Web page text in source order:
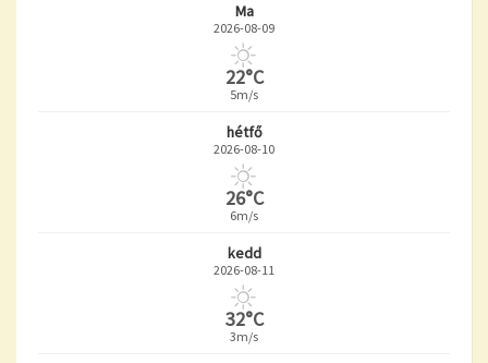
Ma
2026-08-09
22°C
5m/s
hétfő
2026-08-10
26°C
6m/s
kedd
2026-08-11
32°C
3m/s